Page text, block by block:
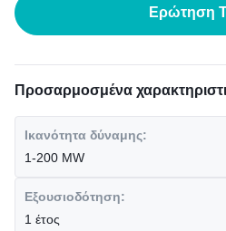
Ερώτηση
Προσαρμοσμένα
Ικανότητα δύναμης:
1-200 MW
Εξουσιοδότηση:
1 έτος